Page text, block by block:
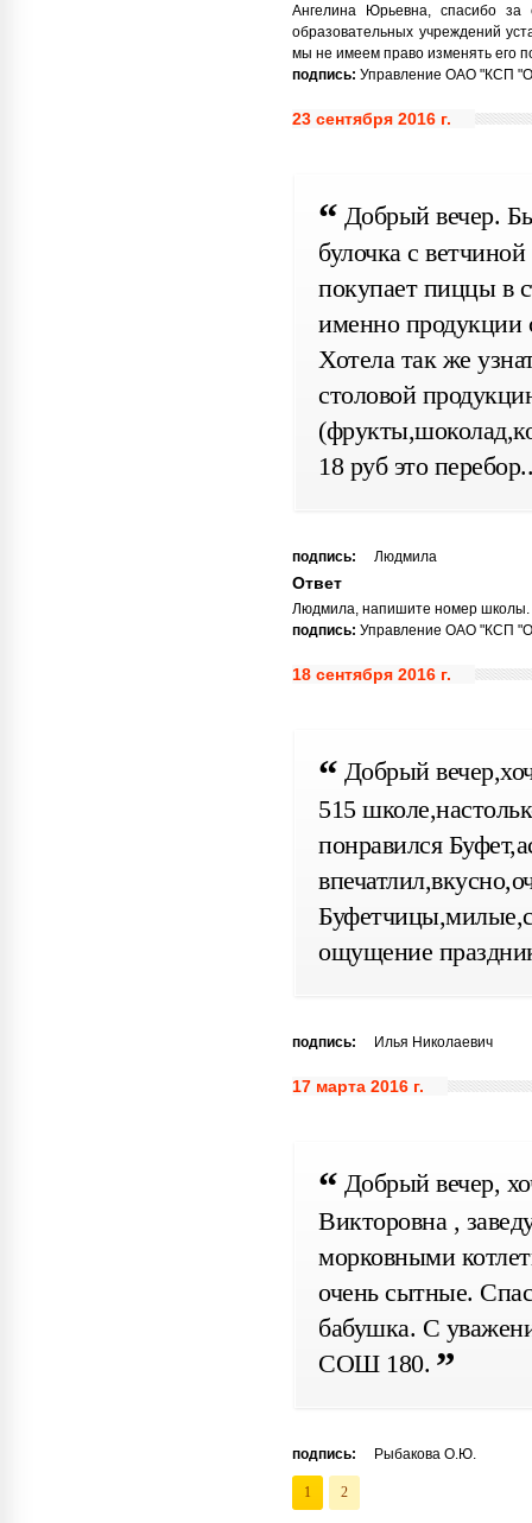
Ангелина Юрьевна, спасибо
образовательных учреждений
мы не имеем право изменять его
подпись: Управление ОАО "КСП
23 сентября 2016 г.
Добрый вечер.
булочка с
покупает пиццы в
именно продукции
Хотела так же
столовой
18 руб это
подпись: Людмила
Ответ
Людмила, напишите номер школы.
подпись: Управление ОАО "КСП
18 сентября 2016 г.
Добрый
515
понравился
ощущение
подпись: Илья Николаевич
17 марта 2016 г.
Добрый вечер,
Викторовна ,
морковными
очень сытные.
бабушка. С
СОШ 180.
подпись: Рыбакова О.Ю.
1 2